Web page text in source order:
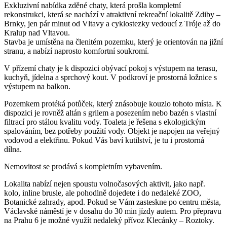
Exkluzivní nabídka zděné chaty, která prošla kompletní
rekonstrukci, která se nachází v atraktivní rekreační lokalitě Zdiby –
Brnky, jen pár minut od Vltavy a cyklostezky vedoucí z Tróje až do
Kralup nad Vltavou.
Stavba je umístěna na členitém pozemku, který je orientován na jižní
stranu, a nabízí naprosto komfortní soukromí.
V přízemí chaty je k dispozici obývací pokoj s výstupem na terasu,
kuchyň, jídelna a sprchový kout. V podkroví je prostorná ložnice s
výstupem na balkon.
Pozemkem protéká potůček, který znásobuje kouzlo tohoto místa. K
dispozici je rovněž altán s grilem a posezením nebo bazén s vlastní
filtrací pro stálou kvalitu vody. Toaleta je řešena s ekologickým
spalováním, bez potřeby použití vody. Objekt je napojen na veřejný
vodovod a elektřinu. Pokud Vás baví kutilství, je tu i prostorná
dílna.
Nemovitost se prodává s kompletním vybavením.
Lokalita nabízí nejen spoustu volnočasových aktivit, jako např.
kolo, inline brusle, ale pohodlně dojedete i do nedaleké ZOO,
Botanické zahrady, apod. Pokud se Vám zasteskne po centru města,
Václavské náměstí je v dosahu do 30 min jízdy autem. Pro přepravu
na Prahu 6 je možné využít nedaleký přívoz Klecánky – Roztoky.